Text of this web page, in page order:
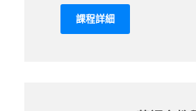
課程詳細